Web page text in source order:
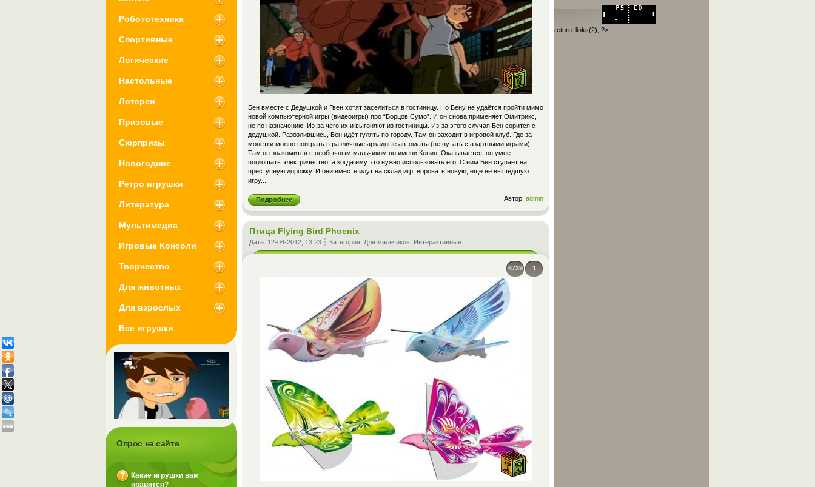
Бен вместе с Дедушкой и Гвен хотят заселиться в гостиницу. Но Бену не удаётся пройти мимо
новой компьютерной игры (видеоигры) про “Борцов Сумо”. И он снова применяет Омитрикс,
не по назначению. Из-за чего их и выгоняют из гостиницы. Из-за этого случая Бен сорится с
дедушкой. Разозлившись, Бен идёт гулять по городу. Там он заходит в игровой клуб. Где за
монетки можно поиграть в различные аркадные автоматы (не путать с азартными играми).
Там он знакомится с необычным мальчиком по имени Кевин. Оказывается, он умеет
поглощать электричество, а когда ему это нужно использовать его. С ним Бен ступает на
преступную дорожку. И они вместе идут на склад игр, воровать новую, ещё не вышедшую
игру...
Автор: admin
Подробнее
Птица Flying Bird Phoenix
Дата: 12-04-2012, 13:23 Категория: Для мальчиков Интерактивные
1
6739
return_links(2); ?>
Робототехника
Спортивные
Логические
Настольные
Лотереи
Призовые
Сюрпризы
Новогодние
Ретро игрушки
Литература
Мультимедиа
Игровые Консоли
Творчество
Для животных
Для взрослых
Все игрушки
Опрос на сайте
Какие игрушки вам
нравятся?